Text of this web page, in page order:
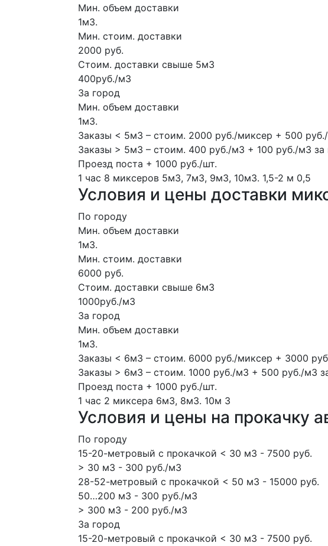
Мин. объем доставки
1м3.
Мин. стоим. доставки
2000 руб.
Стоим. доставки свыше 5м3
400руб./м3
За город
Мин. объем доставки
1м3.
Заказы < 5м3 – стоим. 2000 руб./миксер + 500
Заказы > 5м3 – стоим. 400 руб./м3 + 100 руб./м3
Проезд поста + 1000 руб./шт.
1 час 8 миксеров 5м3, 7м3, 9м3, 10м3. 1,5-2 м 0,5
Условия и цены доставки
По городу
Мин. объем доставки
1м3.
Мин. стоим. доставки
6000 руб.
Стоим. доставки свыше 6м3
1000руб./м3
За город
Мин. объем доставки
1м3.
Заказы < 6м3 – стоим. 6000 руб./миксер + 3000
Заказы > 6м3 – стоим. 1000 руб./м3 + 500 руб./м3
Проезд поста + 1000 руб./шт.
1 час 2 миксера 6м3, 8м3. 10м 3
Условия и цены на прокачку
По городу
15-20-метровый с прокачкой < 30 м3 - 7500 руб.
> 30 м3 - 300 руб./м3
28-52-метровый с прокачкой < 50 м3 - 15000 руб.
50…200 м3 - 300 руб./м3
> 300 м3 - 200 руб./м3
За город
15-20-метровый с прокачкой < 30 м3 - 7500 руб.